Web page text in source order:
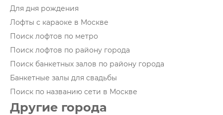
Для дня рождения
Лофты с караоке в Москве
Поиск лофтов по метро
Поиск лофтов по району города
Поиск банкетных залов по району города
Банкетные залы для свадьбы
Поиск по названию сети в Москве
Другие города